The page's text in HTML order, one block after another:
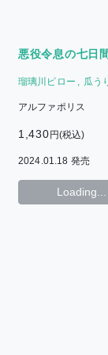
悪役令息の七日
瑠璃川ピロー 瓜う
アルファポリス
1,430円(税込)
2024.01.18 発売
Loading...